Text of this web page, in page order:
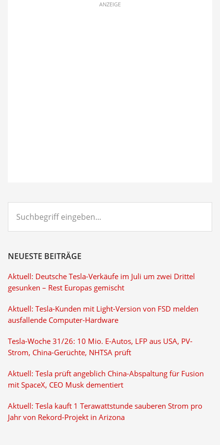
ANZEIGE
eingeben...
NEUESTE BEITRÄGE
Aktuell: Deutsche Tesla-Verkäufe im Juli um zwei Drittel
gesunken – Rest Europas gemischt
Aktuell: Tesla-Kunden mit Light-Version von FSD melden
ausfallende Computer-Hardware
Tesla-Woche 31/26: 10 Mio. E-Autos, LFP aus USA, PV-
Strom, China-Gerüchte, NHTSA prüft
Aktuell: Tesla prüft angeblich China-Abspaltung für Fusion
mit SpaceX, CEO Musk dementiert
Aktuell: Tesla kauft 1 Terawattstunde sauberen Strom pro
Jahr von Rekord-Projekt in Arizona